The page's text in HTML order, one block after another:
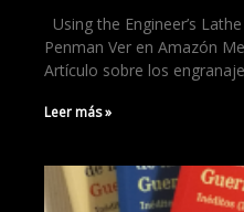
Using the Engineer’s
Penman Ver en Amazón
Artículo sobre los
Leer más »